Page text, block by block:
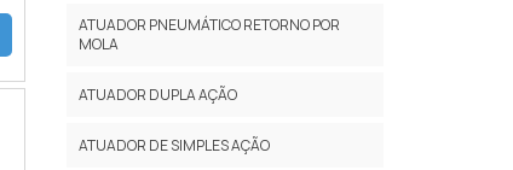
ATUADOR PNEUMÁTICO RETORNO POR
MOLA
ATUADOR DUPLA AÇÃO
ATUADOR DE SIMPLES AÇÃO